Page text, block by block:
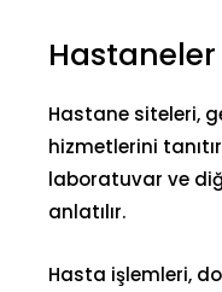
Hastane siteleri,
hizmetlerini
laboratuvar ve
anlatılır.
Hasta işlemleri,